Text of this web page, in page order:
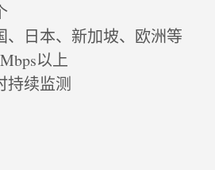
、日本、新加坡、欧洲等
以上
持续监测